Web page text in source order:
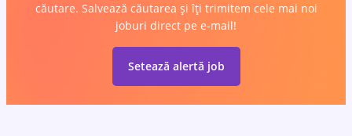
căutare. Salvează căutarea și îți trimitem cele mai noi
joburi direct pe e-mail!
Setează alertă job